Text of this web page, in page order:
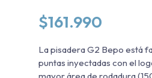
$161.990
La pisadera G2 Bepo está
puntas inyectadas con el